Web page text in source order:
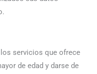
los servicios que ofrece
de edad y darse de